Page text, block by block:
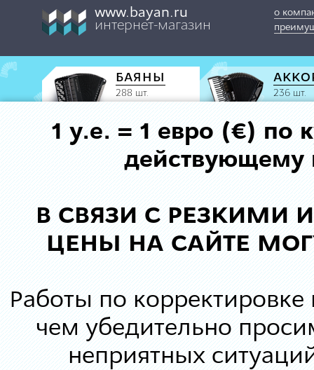
www.bayan.ru
интернет-магазин
о
БАЯНЫ
288 шт. 236 шт.
1 у.е. = 1 евро (€) по
действующему
В СВЯЗИ С РЕЗКИМИ
ЦЕНЫ НА САЙТЕ
Работы по корректировке
чем убедительно
неприятных